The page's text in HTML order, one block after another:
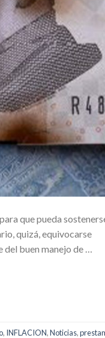
que pueda
quizá, equivocarse
del buen manejo de …
, INFLACION,Noticias,